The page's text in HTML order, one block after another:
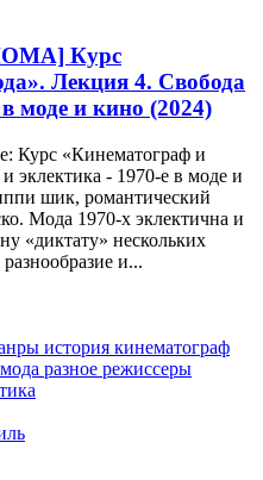
Курс
Лекция 4. Свобода
моде и кино (2024)
«Кинематограф и
эклектика - 1970-е в моде и
шик, романтический
Мода 1970-х эклектична и
«диктату» нескольких
и...
история кинематограф
мода разное режиссеры